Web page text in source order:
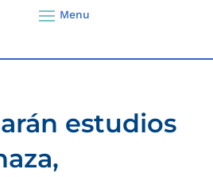
estudios